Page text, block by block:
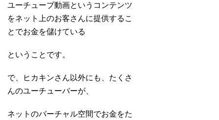
ユーチューブ動画というコンテンツ
をネット上のお客さんに提供するこ
とでお金を儲けている
ということです。
で、ヒカキンさん以外にも、たくさ
んのユーチューバーが、
ネットのバーチャル空間でお金をた